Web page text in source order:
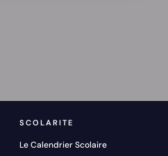
SCOLARITE
Le Calendrier Scolaire